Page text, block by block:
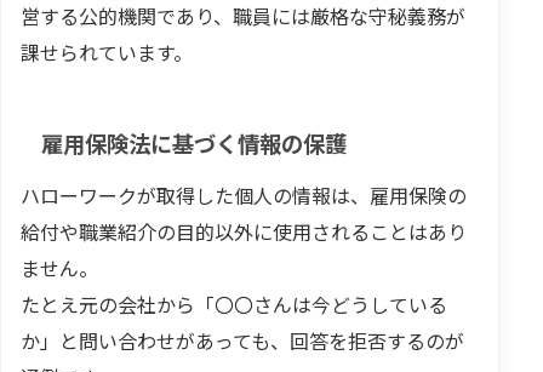
営する公的機関であり、職員には厳格な守秘義務が
課せられています。
雇用保険法に基づく情報の保護
ハローワークが取得した個人の情報は、雇用保険の
給付や職業紹介の目的以外に使用されることはあり
ません。
たとえ元の会社から「〇〇さんは今どうしている
か」と問い合わせがあっても、回答を拒否するのが